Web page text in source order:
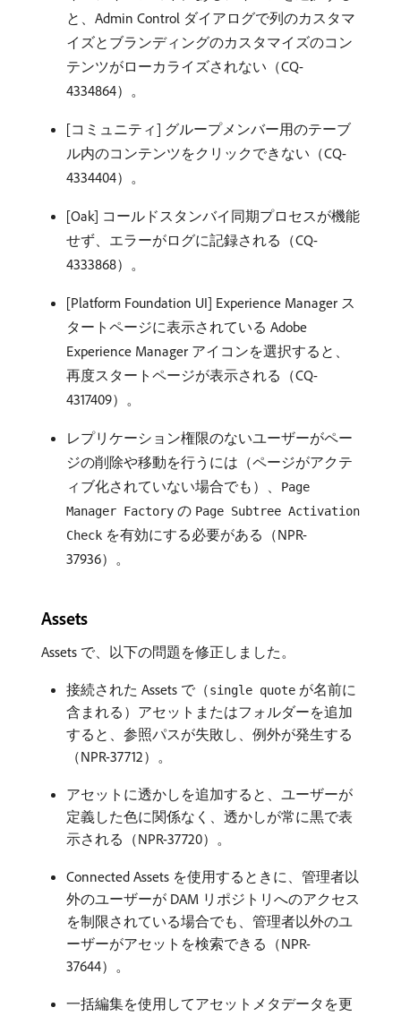
と、Admin Control ダイアログで列のカスタマ
イズとブランディングのカスタマイズのコン
テンツがローカライズされない（CQ-
4334864）。
[コミュニティ] グループメンバー用のテーブ
ル内のコンテンツをクリックできない（CQ-
4334404）。
[Oak] コールドスタンバイ同期プロセスが機能
せず、エラーがログに記録される（CQ-
4333868）。
[Platform Foundation UI] Experience Manager ス
タートページに表示されている Adobe
Experience Manager アイコンを選択すると、
再度スタートページが表示される（CQ-
4317409）。
レプリケーション権限のないユーザーがペー
ジの削除や移動を行うには（ページがアクテ
ィブ化されていない場合でも）、
Page
Manager Factory の Page Subtree Activation
Check を有効にする必要がある（NPR-
37936）。
Assets
Assets で、以下の問題を修正しました。
接続された Assets で（single quote が名前に
含まれる）アセットまたはフォルダーを追加
すると、参照パスが失敗し、例外が発生する
（NPR-37712）。
アセットに透かしを追加すると、ユーザーが
定義した色に関係なく、透かしが常に黒で表
示される（NPR-37720）。
Connected Assets を使用するときに、管理者以
外のユーザーが DAM リポジトリへのアクセス
を制限されている場合でも、管理者以外のユ
ーザーがアセットを検索できる（NPR-
37644）。
一括編集を使用してアセットメタデータを更